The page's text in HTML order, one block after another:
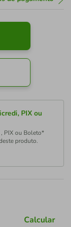
PIX ou
PIX ou Boleto*
produto.
Calcular